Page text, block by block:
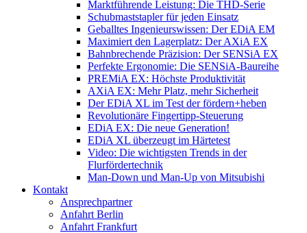
Marktführende Leistung: Die THD-Serie
Schubmaststapler für jeden Einsatz
Geballtes Ingenieurswissen: Der EDiA EM
Maximiert den Lagerplatz: Der AXiA EX
Bahnbrechende Präzision: Der SENSiA EX
Perfekte Ergonomie: Die SENSiA-Baureihe
PREMiA EX: Höchste Produktivität
AXiA EX: Mehr Platz, mehr Sicherheit
Der EDiA XL im Test der fördern+heben
Revolutionäre Fingertipp-Steuerung
EDiA EX: Die neue Generation!
EDiA XL überzeugt im Härtetest
Video: Die wichtigsten Trends in der
Flurfördertechnik
Man-Down und Man-Up von Mitsubishi
Kontakt
Ansprechpartner
Anfahrt Berlin
Anfahrt Frankfurt